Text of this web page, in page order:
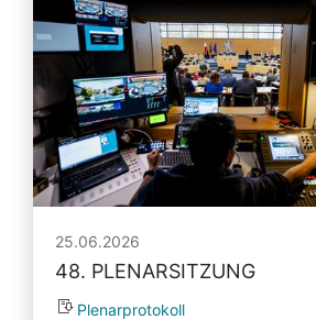
25.06.2026
48. PLENARSITZUNG
Plenarprotokoll